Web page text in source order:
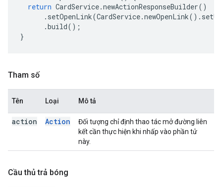
return CardService.newActionResponseBuilder()
. setOpenLink(CardService.newOpenLink().
.build();
}
Tham số
Tên Loại Mô tả
action Action
Đối tượng chỉ định thao tác mở đường liên
kết cần thực hiện khi nhấp vào phần tử
này.
Cầu thủ trả bóng